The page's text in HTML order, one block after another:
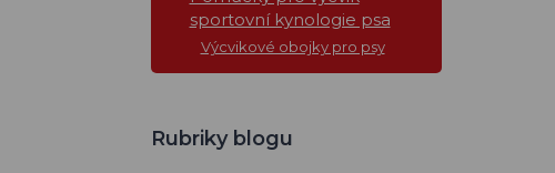
sportovní kynologie psa
Výcvikové obojky pro psy
Rubriky blogu